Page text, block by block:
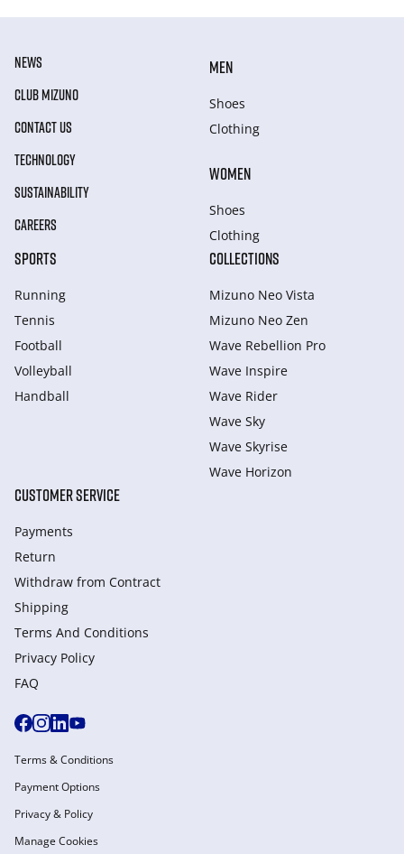
NEWS
CLUB MIZUNO
CONTACT US
TECHNOLOGY
SUSTAINABILITY
CAREERS
MEN
Shoes
Clothing
WOMEN
Shoes
Clothing
SPORTS
Running
Tennis
Football
Volleyball
Handball
COLLECTIONS
Mizuno Neo Vista
Mizuno Neo Zen
Wave Rebellion Pro
Wave Inspire
Wave Rider
Wave Sky
Wave Skyrise
Wave Horizon
CUSTOMER SERVICE
Payments
Return
Withdraw from Сontract
Shipping
Terms And Conditions
Privacy Policy
FAQ
Terms & Conditions
Payment Options
Privacy & Policy
Manage Cookies